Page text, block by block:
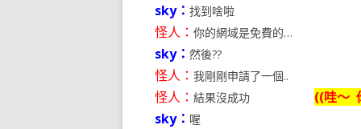
sky： 找到啥啦
怪人： 你的網域是免費的…
sky： 然後??
怪人： 我剛剛申請了一個..
怪人： 結果沒成功 ((哇～
sky： 喔